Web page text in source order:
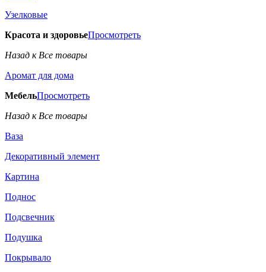
Узелковые
Красота и здоровьеПросмотреть
Назад к Все товары
Аромат для дома
МебельПросмотреть
Назад к Все товары
Ваза
Декоративный элемент
Картина
Поднос
Подсвечник
Подушка
Покрывало